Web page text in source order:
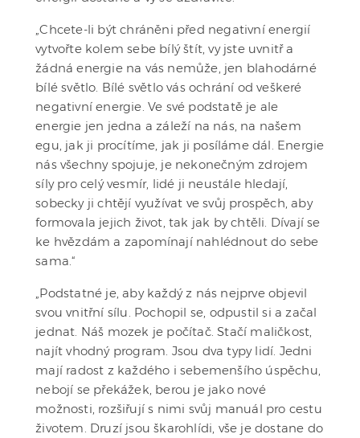
„Chcete-li být chráněni před negativní energií
vytvořte kolem sebe bílý štít, vy jste uvnitř a
žádná energie na vás nemůže, jen blahodárné
bílé světlo. Bílé světlo vás ochrání od veškeré
negativní energie. Ve své podstatě je ale
energie jen jedna a záleží na nás, na našem
egu, jak ji procítíme, jak ji posíláme dál. Energie
nás všechny spojuje, je nekonečným zdrojem
síly pro celý vesmír, lidé ji neustále hledají,
sobecky ji chtějí využívat ve svůj prospěch, aby
formovala jejich život, tak jak by chtěli. Dívají se
ke hvězdám a zapomínají nahlédnout do sebe
sama.“
„Podstatné je, aby každý z nás nejprve objevil
svou vnitřní sílu. Pochopil se, odpustil si a začal
jednat. Náš mozek je počítač. Stačí maličkost,
najít vhodný program. Jsou dva typy lidí. Jedni
mají radost z každého i sebemenšího úspěchu,
nebojí se překážek, berou je jako nové
možnosti, rozšiřují s nimi svůj manuál pro cestu
životem. Druzí jsou škarohlídi, vše je dostane do